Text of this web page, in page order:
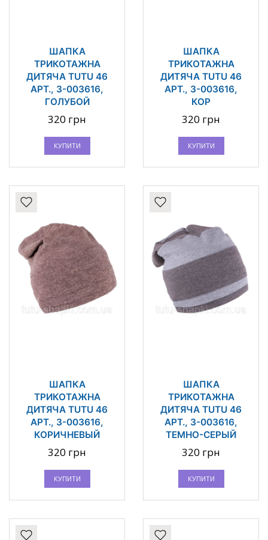
ШАПКА
ТРИКОТАЖНА
ДИТЯЧА TUTU 46
АРТ., 3-003616,
ГОЛУБОЙ
320 грн
КУПИТИ
ШАПКА
ТРИКОТАЖНА
ДИТЯЧА TUTU 46
АРТ., 3-003616,
КОР
320 грн
КУПИТИ
ШАПКА
ТРИКОТАЖНА
ДИТЯЧА TUTU 46
АРТ., 3-003616,
КОРИЧНЕВЫЙ
320 грн
КУПИТИ
ШАПКА
ТРИКОТАЖНА
ДИТЯЧА TUTU 46
АРТ., 3-003616,
ТЕМНО-СЕРЫЙ
320 грн
КУПИТИ